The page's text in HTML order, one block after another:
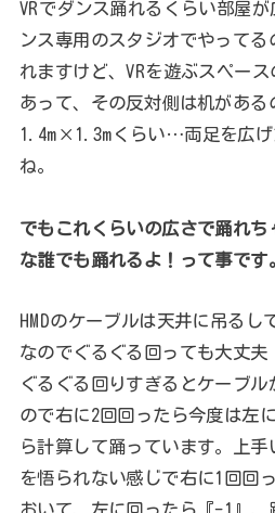
VRでダンス踊れるくらい部屋
ンス専用のスタジオでやって
れますけど、VRを遊ぶスペー
あって、その反対側は机がある
1.4m×1.3mくらい…両足を広
ね。
でもこれくらいの広さで踊れ
な誰でも踊れるよ！って事です
HMDのケーブルは天井に吊るし
なのでぐるぐる回っても大丈夫
ぐるぐる回りすぎるとケーブ
ので右に2回回ったら今度は左
ら計算して踊っています。上
を悟られない感じで右に1回回
おいて、左に回ったら『-1』、